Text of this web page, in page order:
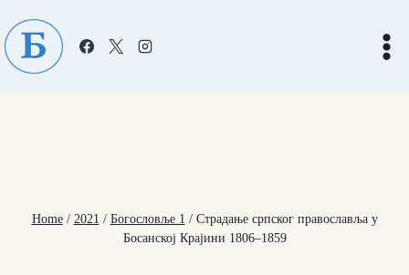
to
content
Home / 2021 / Богословље 1 / Страдање српског православља у
Босанској Крајини 1806–1859